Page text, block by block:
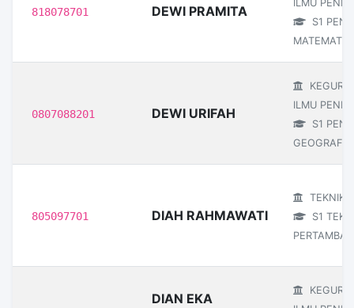
818078701 DEWI PRAMITA
ILMU
S1
0807088201 DEWI URIFAH
ILMU
S1
GEOGRAFI
805097701 DIAH RAHMAWATI
TEKNIK
S1
DIAN EKA